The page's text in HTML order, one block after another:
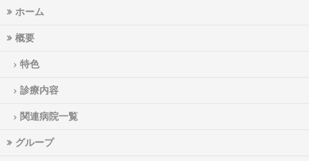
ホーム
概要
特色
診療内容
関連病院一覧
グループ